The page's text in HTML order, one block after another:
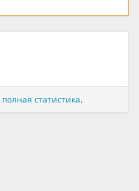
полная статистика.